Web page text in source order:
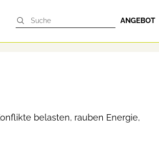
ANGEBOT
belasten, rauben Energie,